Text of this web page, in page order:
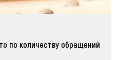
по количеству обращений